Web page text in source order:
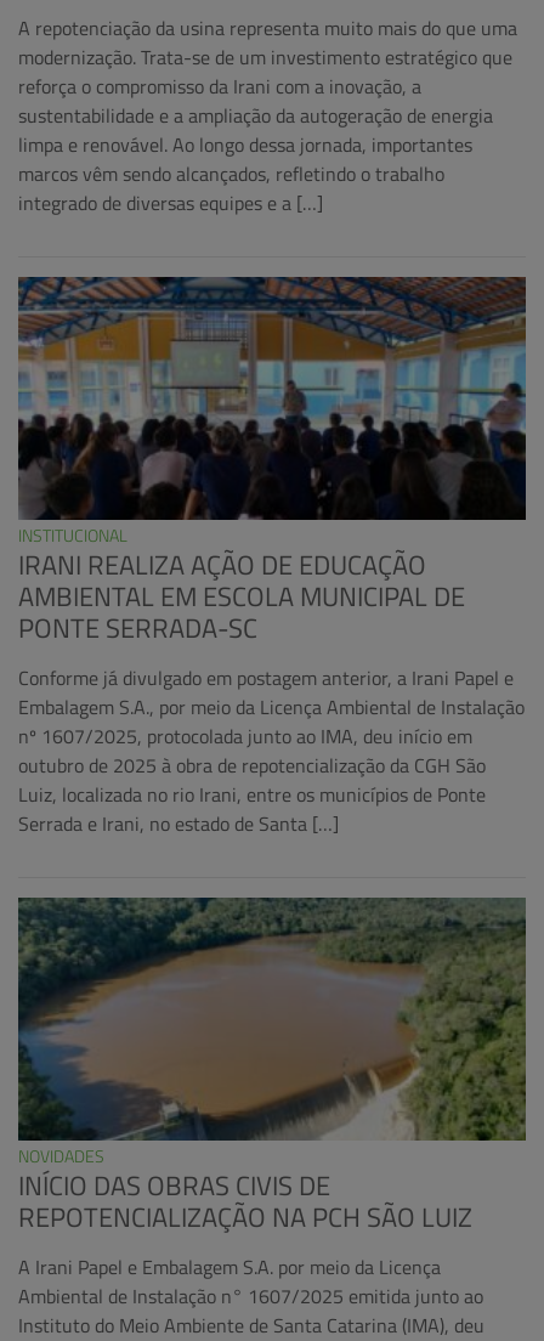
A repotenciação da usina representa muito mais do que uma
modernização. Trata-se de um investimento estratégico que
reforça o compromisso da Irani com a inovação, a
sustentabilidade e a ampliação da autogeração de energia
limpa e renovável. Ao longo dessa jornada, importantes
marcos vêm sendo alcançados, refletindo o trabalho
integrado de diversas equipes e a […]
INSTITUCIONAL
IRANI REALIZA AÇÃO DE EDUCAÇÃO
AMBIENTAL EM ESCOLA MUNICIPAL DE
PONTE SERRADA-SC
Conforme já divulgado em postagem anterior, a Irani Papel e
Embalagem S.A., por meio da Licença Ambiental de Instalação
nº 1607/2025, protocolada junto ao IMA, deu início em
outubro de 2025 à obra de repotencialização da CGH São
Luiz, localizada no rio Irani, entre os municípios de Ponte
Serrada e Irani, no estado de Santa […]
NOVIDADES
INÍCIO DAS OBRAS CIVIS DE
REPOTENCIALIZAÇÃO NA PCH SÃO LUIZ
A Irani Papel e Embalagem S.A. por meio da Licença
Ambiental de Instalação n° 1607/2025 emitida junto ao
Instituto do Meio Ambiente de Santa Catarina (IMA), deu